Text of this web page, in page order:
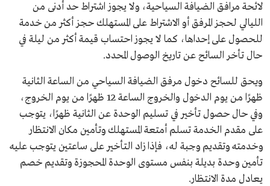
لائحة مرافق الضيافة السياحية، ولا يجوز اشتراط حد أدنى من
الليالي لحجز المرفق أو الاشتراط على المستهلك حجز أكثر من خدمة
للحصول على إحداها، كما لا يجوز احتساب قيمة أكثر من ليلة في
حال تأخر السائح عن تاريخ الوصول المحدد.
ويحق للسائح دخول مرفق الضيافة السياحي من الساعة الثانية
ظهرًا من يوم الدخول والخروج الساعة 12 ظهرًا من يوم الخروج،
وفي حال حصول تأخير في تسليم الوحدة عن الثانية ظهرًا، يتوجب
على مقدم الخدمة تسلم أمتعة المستهلك وتأمين مكان الانتظار
وخدمته وتقديم وجبة له، فإذا زاد التأخير على ساعتين يتوجب عليه
تأمين وحدة بديلة بنفس مستوى الوحدة المحجوزة وتقديم خصم
يعادل مدة الانتظار.